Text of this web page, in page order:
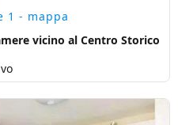
1 - mappa
vicino al Centro Storico